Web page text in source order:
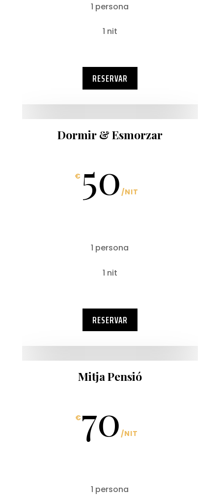
1 persona
1 nit
RESERVAR
Dormir & Esmorzar
€ 50 /NIT
1 persona
1 nit
RESERVAR
Mitja Pensió
€70 /NIT
1 persona